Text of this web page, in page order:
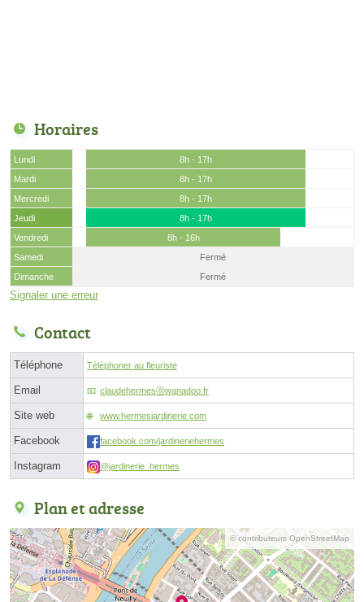
Horaires
Lundi
8h - 17h
Mardi
8h - 17h
Mercredi
8h - 17h
Jeudi
8h - 17h
Vendredi
8h - 16h
Samedi
Fermé
Dimanche
Fermé
Signaler une erreur
Contact
Téléphone Téléphoner au fleuriste
Email claudehermesⓐwanadoo.fr
Site web www.hermesjardinerie.com
Facebook facebook.com/jardineriehermes
Instagram @jardinerie_hermes
Plan et adresse
© contributeurs OpenStreetMap